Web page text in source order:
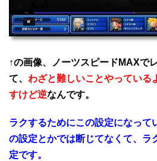
↑の画像、ノーツスピードMAXで
て、 わざと難しいことやっている
すけど逆なんです。
ラクするためにこの設定になって
の設定とかでは断じてなくて、ラ
定です。